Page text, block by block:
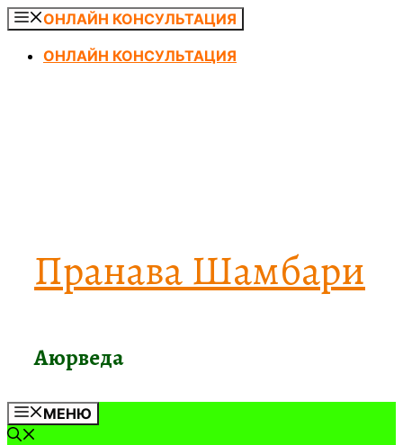
Перейти
содержимому
ОНЛАЙН КОНСУЛЬТАЦИЯ
ОНЛАЙН КОНСУЛЬТАЦИЯ
Пранава Шамбари
Аюрведа
МЕНЮ